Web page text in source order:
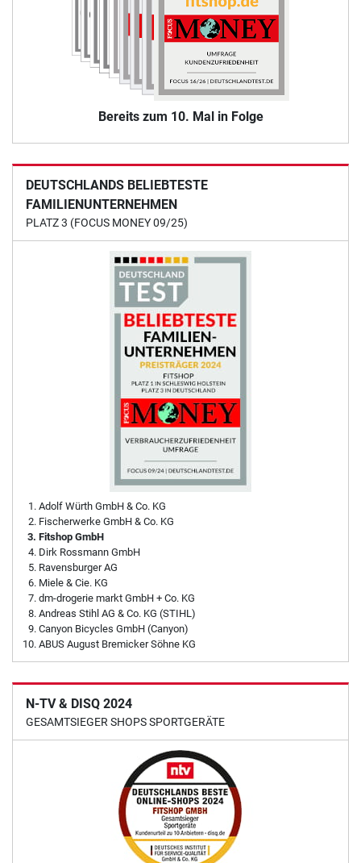
Bereits zum 10. Mal in Folge
DEUTSCHLANDS BELIEBTESTE
FAMILIENUNTERNEHMEN
PLATZ 3 (FOCUS MONEY 09/25)
Adolf Würth GmbH & Co. KG
Fischerwerke GmbH & Co. KG
Fitshop GmbH
Dirk Rossmann GmbH
Ravensburger AG
Miele & Cie. KG
dm-drogerie markt GmbH + Co. KG
Andreas Stihl AG & Co. KG (STIHL)
Canyon Bicycles GmbH (Canyon)
ABUS August Bremicker Söhne KG
N-TV & DISQ 2024
GESAMTSIEGER SHOPS SPORTGERÄTE